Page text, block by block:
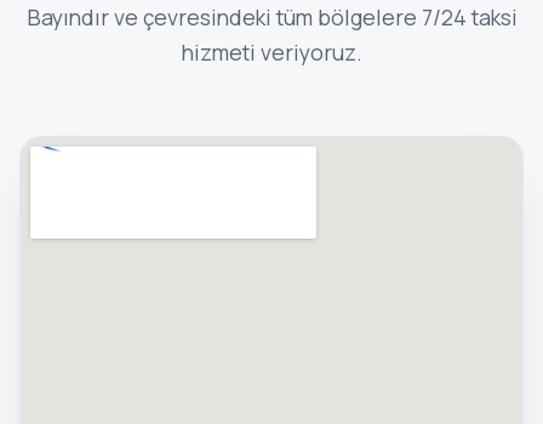
Bayındır ve çevresindeki tüm bölgelere 7/24 taksi
hizmeti veriyoruz.